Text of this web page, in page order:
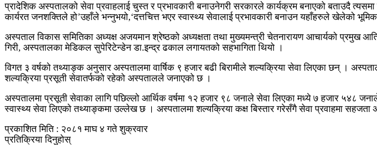
प्रादेशिक अस्पतालको सेवा प्रवाहलाई चुस्त र प्रभावकारी बनाउनेगरी सरकारले कार्यक्रम बनाएको बताउदै
कार्यरत जनशक्तिले हो’उहाँले भन्नुभयो,‘दत्तचित्त भएर स्वास्थ्य सेवालाई प्रभावकारी बनाउन यहाँहरुले खेलेको
अस्पताल विकास समितिका अध्यक्ष अजयमान श्रेष्ठको अध्यक्षता तथा मुख्यमन्त्री चेतनारायण आचार्यको प्रमुख
गिरी, अस्पतालका मेडिकल सुपेरिटेन्डेन डा.इन्द्र ढकाल लगायतको सहभागिता थियो ।
विगत ३ वर्षको तथ्याङ्क अनुसार अस्पतालमा वार्षिक ९ हजार बढी बिरामीले शल्यक्रिया सेवा लिएका छन् ।
शल्यक्रिया प्रसूती सेवातर्फको रहेको अस्पतालले जनाएको छ ।
अस्पतालमा प्रसूती सेवाका लागि पछिल्लो आर्थिक वर्षमा १२ हजार ९८ जनाले सेवा लिएका मध्ये ७ हजार ५४८
स्वास्थ्य सेवा लिएको तथ्याङ्कमा उल्लेख छ । अस्पतालमा शल्यक्रिया कक्ष बिस्तार गरेसँगै सेवा प्रवाहमा सहजता
प्रकाशित मिति : २०८१ माघ ४ गते शुक्रवार
प्रतिक्रिया दिनुहोस्